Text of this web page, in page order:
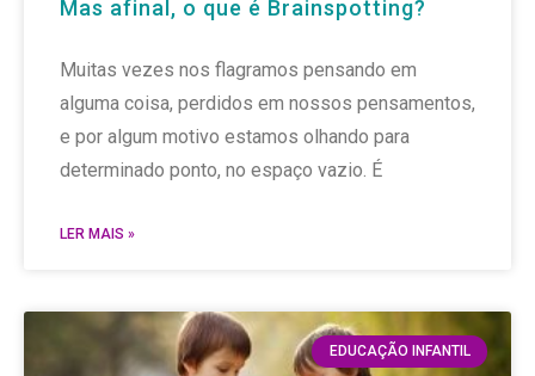
Mas afinal, o que é Brainspotting?
Muitas vezes nos flagramos pensando em
alguma coisa, perdidos em nossos pensamentos,
e por algum motivo estamos olhando para
determinado ponto, no espaço vazio. É
LER MAIS »
EDUCAÇÃO INFANTIL